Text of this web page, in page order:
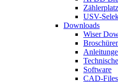
USV-
Downloads
Wiser
Software
CAD-Files